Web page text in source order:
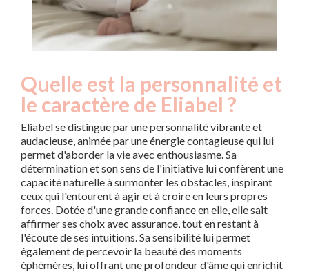
Quelle est la personnalité et
le caractère de Eliabel ?
Eliabel se distingue par une personnalité vibrante et
audacieuse, animée par une énergie contagieuse qui lui
permet d'aborder la vie avec enthousiasme. Sa
détermination et son sens de l'initiative lui confèrent une
capacité naturelle à surmonter les obstacles, inspirant
ceux qui l'entourent à agir et à croire en leurs propres
forces. Dotée d'une grande confiance en elle, elle sait
affirmer ses choix avec assurance, tout en restant à
l'écoute de ses intuitions. Sa sensibilité lui permet
également de percevoir la beauté des moments
éphémères, lui offrant une profondeur d'âme qui enrichit